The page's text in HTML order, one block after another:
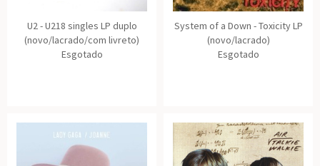
U2 - U218 singles LP duplo
(novo/lacrado/com livreto)
Esgotado
System of a Down - Toxicity LP
(novo/lacrado)
Esgotado